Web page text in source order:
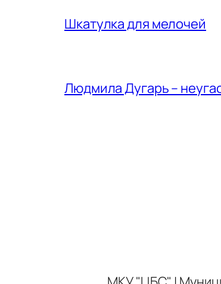
Шкатулка для мелочей
Людмила Дугарь –